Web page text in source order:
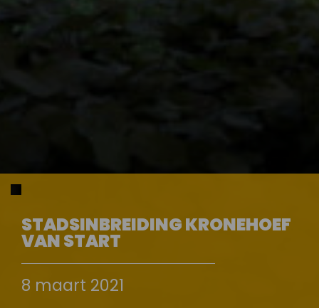
STADSINBREIDING KRONEHOEF
VAN START
8 maart 2021